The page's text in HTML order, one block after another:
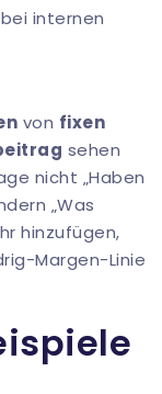
internen
von fixen
sehen
nicht „Haben
„Was
hinzufügen,
Margen-Linie